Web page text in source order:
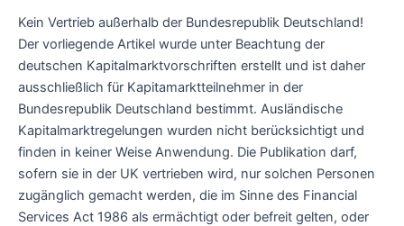
Kein Vertrieb außerhalb der Bundesrepublik Deutschland!
Der vorliegende Artikel wurde unter Beachtung der
deutschen Kapitalmarktvorschriften erstellt und ist daher
ausschließlich für Kapitamarktteilnehmer in der
Bundesrepublik Deutschland bestimmt. Ausländische
Kapitalmarktregelungen wurden nicht berücksichtigt und
finden in keiner Weise Anwendung. Die Publikation darf,
sofern sie in der UK vertrieben wird, nur solchen Personen
zugänglich gemacht werden, die im Sinne des Financial
Services Act 1986 als ermächtigt oder befreit gelten, oder